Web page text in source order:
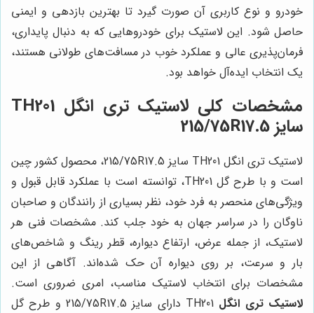
خودرو و نوع کاربری آن صورت گیرد تا بهترین بازدهی و ایمنی
حاصل شود. این لاستیک برای خودروهایی که به دنبال پایداری،
فرمان‌پذیری عالی و عملکرد خوب در مسافت‌های طولانی هستند،
یک انتخاب ایده‌آل خواهد بود.
مشخصات کلی لاستیک تری انگل TH201
سایز 215/75R17.5
لاستیک تری انگل TH201 سایز 215/75R17.5، محصول کشور چین
است و با طرح گل TH201، توانسته است با عملکرد قابل قبول و
ویژگی‌های منحصر به فرد خود، نظر بسیاری از رانندگان و صاحبان
ناوگان را در سراسر جهان به خود جلب کند. مشخصات فنی هر
لاستیک، از جمله عرض، ارتفاع دیواره، قطر رینگ و شاخص‌های
بار و سرعت، بر روی دیواره آن حک شده‌اند. آگاهی از این
مشخصات برای انتخاب لاستیک مناسب، امری ضروری است.
لاستیک تری انگل
TH201 دارای سایز 215/75R17.5 و طرح گل